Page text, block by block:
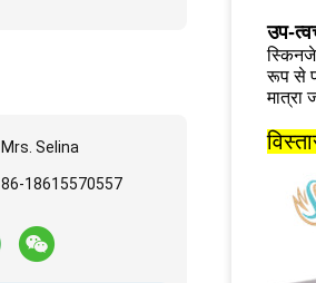
Mrs. Selina
86-18615570557
उप-
रूप से
मात्रा